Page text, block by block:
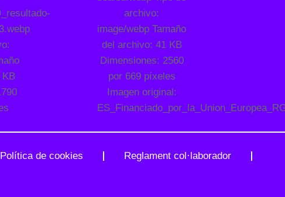
Política de cookies Reglament col·laborador